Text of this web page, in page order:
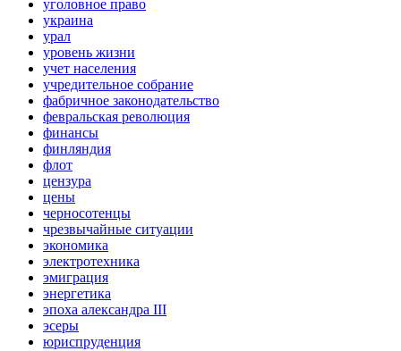
уголовное право
украина
урал
уровень жизни
учет населения
учредительное собрание
фабричное законодательство
февральская революция
финансы
финляндия
флот
цензура
цены
черносотенцы
чрезвычайные ситуации
экономика
электротехника
эмиграция
энергетика
эпоха александра III
эсеры
юриспруденция